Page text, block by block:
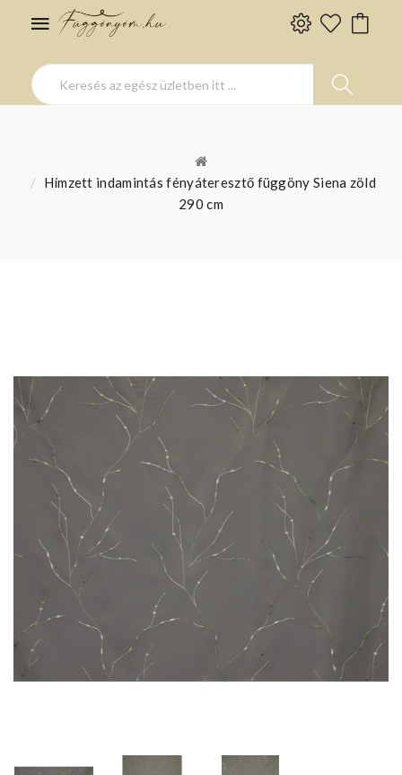
Hímzett indamintás fényáteresztő függöny Siena zöld
290 cm